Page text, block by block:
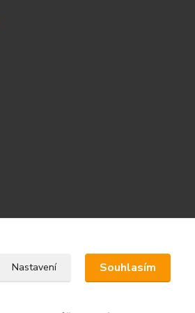
Upravit sběr cookies.
Nastavení Souhlasím